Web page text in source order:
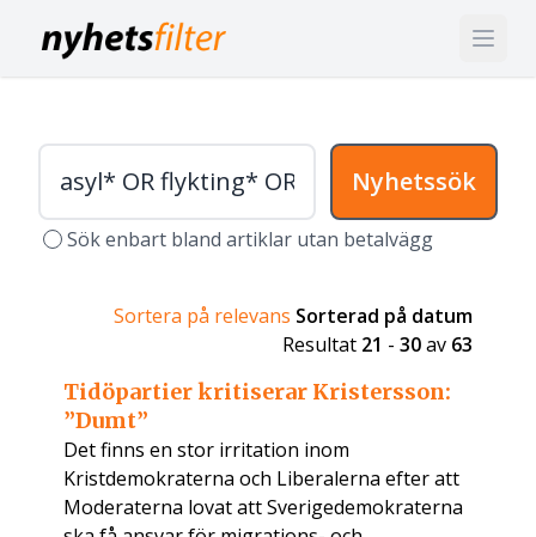
Nyhetssök
Sök enbart bland artiklar utan betalvägg
Sortera på relevans Sorterad på datum
Resultat 21 - 30av 63
Tidöpartier kritiserar Kristersson:
”Dumt”
Det finns en stor irritation inom
Kristdemokraterna och Liberalerna efter att
Moderaterna lovat att Sverigedemokraterna